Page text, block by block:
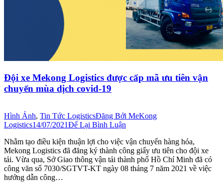
Đội xe Mekong Logistics được cấp mã ưu tiên vận
chuyển mùa dịch covid-19
Hình Ảnh, Tin Tức LogisticsĐăng Bởi MeKong
Logistics14/07/2021Để Lại Bình Luận
Nhằm tạo điều kiện thuận lợi cho việc vận chuyển hàng hóa,
Mekong Logistics đã đăng ký thành công giấy ưu tiên cho đội xe
tải. Vừa qua, Sở Giao thông vận tải thành phố Hồ Chí Minh đã có
công văn số 7030/SGTVT-KT ngày 08 tháng 7 năm 2021 về việc
hướng dẫn công…